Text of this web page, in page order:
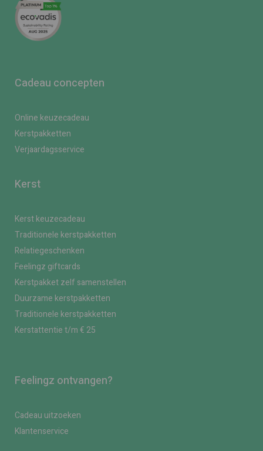
Cadeau concepten
Online keuzecadeau
Kerstpakketten
Verjaardagsservice
Kerst
Kerst keuzecadeau
Traditionele kerstpakketten
Relatiegeschenken
Feelingz giftcards
Kerstpakket zelf samenstellen
Duurzame kerstpakketten
Traditionele kerstpakketten
Kerstattentie t/m € 25
Feelingz ontvangen?
Cadeau uitzoeken
Klantenservice